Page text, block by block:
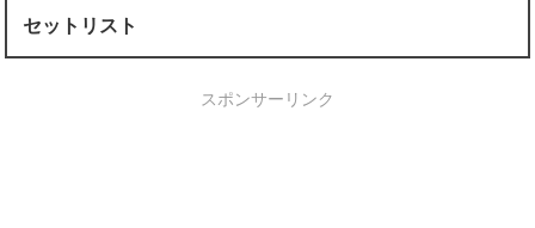
セットリスト
スポンサーリンク